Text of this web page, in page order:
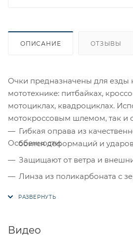
ОПИСАНИЕ ОТЗЫВЫ
Очки предназначены для езды
мототехнике: питбайках,
мотоциклах, квадроциклах.
мотокроссовым шлемом, так и
Особенности:
Гибкая оправа из
боится деформаций и
Защищают от ветра и
Линза из поликарбоната с
Противоударная конструкция.
Видео